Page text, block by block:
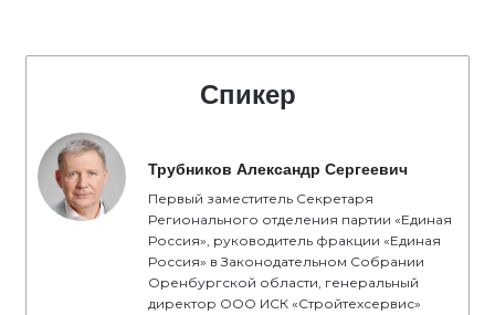
Спикер
Трубников Александр Сергеевич
Первый заместитель Секретаря
Регионального отделения партии «Единая
Россия», руководитель фракции «Единая
Россия» в Законодательном Собрании
Оренбургской области, генеральный
директор ООО ИСК «Стройтехсервис»